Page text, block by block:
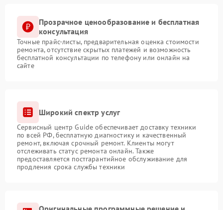
Прозрачное ценообразование и бесплатная
консультация
Точные прайс-листы, предварительная оценка стоимости
ремонта, отсутствие скрытых платежей и возможность
бесплатной консультации по телефону или онлайн на
сайте
Широкий спектр услуг
Сервисный центр Guide обеспечивает доставку техники
по всей РФ, бесплатную диагностику и качественный
ремонт, включая срочный ремонт. Клиенты могут
отслеживать статус ремонта онлайн. Также
предоставляется постгарантийное обслуживание для
продления срока службы техники